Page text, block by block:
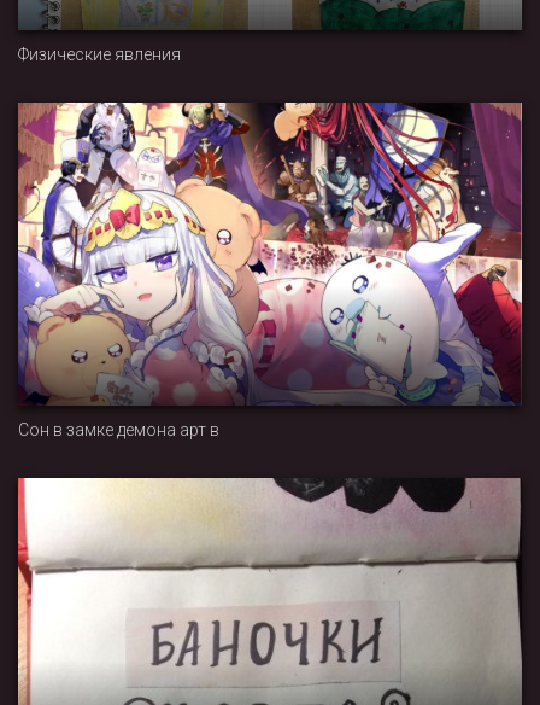
Физические явления
Сон в замке демона арт в